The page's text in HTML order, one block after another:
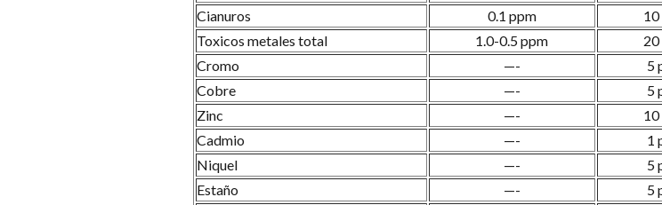
Cianuros
0.1 ppm
Toxicos metales total
1.0-0.5 ppm
Cromo
—-
5
Cobre
—-
5
Zinc
—-
Cadmio
—-
1
Niquel
—-
5
Estaño
—-
5